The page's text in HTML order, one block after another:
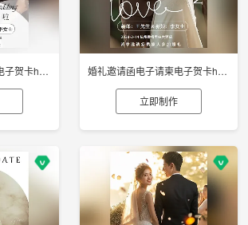
婚礼邀请函电子请柬电子贺卡h5制作 婚礼邀请函电子请柬电子贺卡h5制作
立即制作